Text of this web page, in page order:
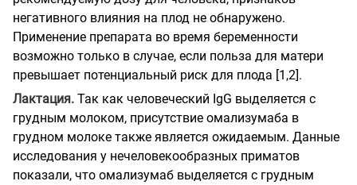
негативного влияния на плод не обнаружено.
Применение препарата во время беременности
возможно только в случае, если польза для матери
превышает потенциальный риск для плода [1,2].
Лактация. Так как человеческий IgG выделяется с
грудным молоком, присутствие омализумаба в
грудном молоке также является ожидаемым. Данные
исследования у нечеловекообразных приматов
показали, что омализумаб выделяется с грудным